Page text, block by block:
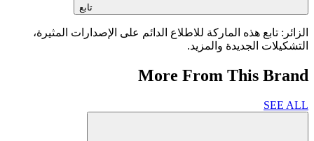
تابع
الزائر: تابع هذه الماركة للاطلاع الدائم على الإصدارات المثيرة،
التشكيلات الجديدة والمزيد.
More From This Brand
SEE ALL